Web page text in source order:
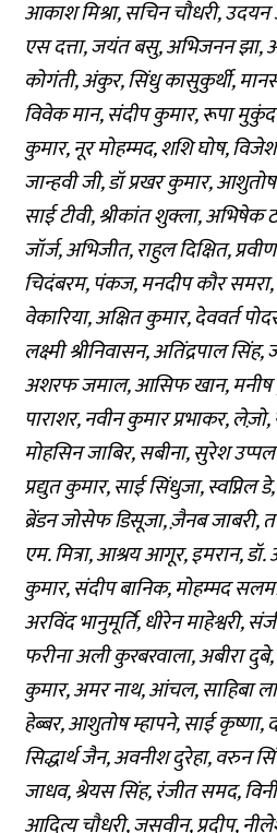
आकाश मिश्रा, सचिन चौधरी,
एस दत्ता, जयंत बसु, अभिजनन झा,
कोगंती, अंकुर, सिंधु कासुकुर्थी,
विवेक मान, संदीप कुमार, रूपा
कुमार, नूर मोहम्मद, शशि घोष,
जान्हवी जी, डॉ प्रखर कुमार,
साई टीवी, श्रीकांत शुक्ला, अभिषेक
जॉर्ज, अभिजीत, राहुल दिक्षित,
चिदंबरम, पंकज, मनदीप कौर समरा,
वेकारिया, अक्षित कुमार, देववर्त
लक्ष्मी श्रीनिवासन, अतिंद्रपाल सिंह,
अशरफ जमाल, आसिफ खान, मनीष
पाराशर, नवीन कुमार प्रभाकर,
मोहसिन जाबिर, सबीना, सुरेश
प्रद्युत कुमार, साई सिंधुजा, स्वप्निल
ब्रेंडन जोसेफ डिसूजा, ज़ैनब जाबरी,
एम. मित्रा, आश्रय आगूर, इमरान,
कुमार, संदीप बानिक, मोहम्मद
अरविंद भानुमूर्ति, धीरेन माहेश्वरी,
फरीना अली कुरबरवाला, अबीरा
कुमार, अमर नाथ, आंचल, साहिबा
हेब्बर, आशुतोष म्हापने, साई कृष्णा,
सिद्धार्थ जैन, अवनीश दुरेहा, वरुन
जाधव, श्रेयस सिंह, रंजीत समद,
आदित्य चौधरी, जसवीन, प्रदीप,